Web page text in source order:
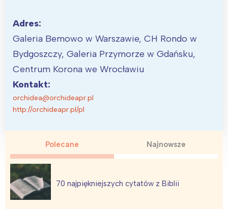
Adres:
Galeria Bemowo w Warszawie, CH Rondo w
Bydgoszczy, Galeria Przymorze w Gdańsku,
Centrum Korona we Wrocławiu
Kontakt:
orchidea@orchideapr.pl
http://orchideapr.pl/pl
Polecane Najnowsze
70 najpiękniejszych cytatów z Biblii